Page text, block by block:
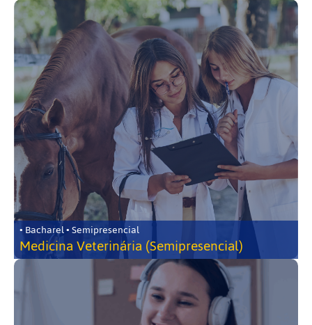
• Bacharel • Semipresencial
Medicina Veterinária (Semipresencial)